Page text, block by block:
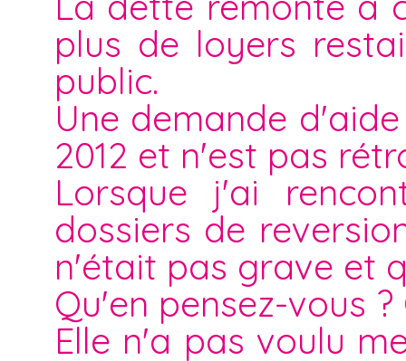
plus de loyers
public.
Une demande
2012 et n'est pas
Lorsque j'ai
dossiers de
n'était pas grave et
Qu'en pensez-vous
Elle n'a pas voulu